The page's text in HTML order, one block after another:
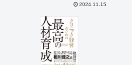
2024.11.15